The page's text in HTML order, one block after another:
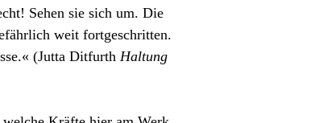
Sehen sie sich um. Die
weit fortgeschritten.
(Jutta Ditfurth Haltung